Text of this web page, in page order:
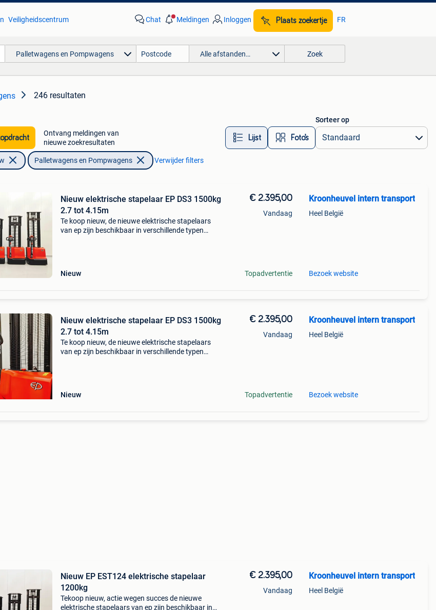
Veiligheidscentrum Chat Meldingen Inloggen Plaats zoekertje FR
Palletwagens en Pompwagens Alle afstanden… Zoek
246 resultaten
Ontvang meldingen van
nieuwe zoekresultaten
Lijst Foto’s
Sorteer op
Palletwagens en Pompwagens Verwijder filters
Nieuw elektrische stapelaar EP DS3 1500kg
2.7 tot 4.15m
Te koop nieuw, de nieuwe elektrische stapelaars
van ep zijn beschikbaar in verschillende typen
Nieuw
€ 2.395,00
Vandaag
Topadvertentie
Kroonheuvel intern transport
Heel België
Bezoek website
Nieuw elektrische stapelaar EP DS3 1500kg
2.7 tot 4.15m
Te koop nieuw, de nieuwe elektrische stapelaars
van ep zijn beschikbaar in verschillende typen
Nieuw
€ 2.395,00
Vandaag
Topadvertentie
Kroonheuvel intern transport
Heel België
Bezoek website
Nieuw EP EST124 elektrische stapelaar
1200kg
Tekoop nieuw, actie wegen succes de nieuwe
elektrische stapelaars van ep zijn beschikbaar in
€ 2.395,00
Vandaag
Kroonheuvel intern transport
Heel België